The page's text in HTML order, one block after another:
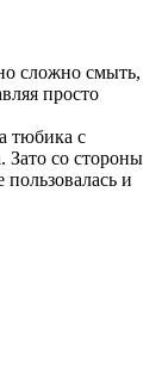
сложно смыть,
просто
тюбика с
Зато со стороны
и